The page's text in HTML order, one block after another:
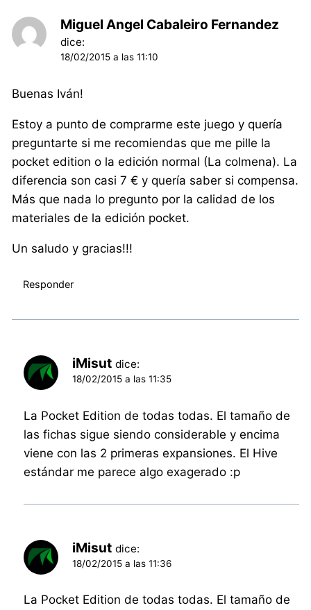
Miguel Angel Cabaleiro Fernandez
dice:
18/02/2015 a las 11:10
Buenas Iván!
Estoy a punto de comprarme este juego y quería
preguntarte si me recomiendas que me pille la
pocket edition o la edición normal (La colmena). La
diferencia son casi 7 € y quería saber si compensa.
Más que nada lo pregunto por la calidad de los
materiales de la edición pocket.
Un saludo y gracias!!!
Responder
iMisut dice:
18/02/2015 a las 11:35
La Pocket Edition de todas todas. El tamaño de
las fichas sigue siendo considerable y encima
viene con las 2 primeras expansiones. El Hive
estándar me parece algo exagerado :p
iMisut dice:
18/02/2015 a las 11:36
La Pocket Edition de todas todas. El tamaño de